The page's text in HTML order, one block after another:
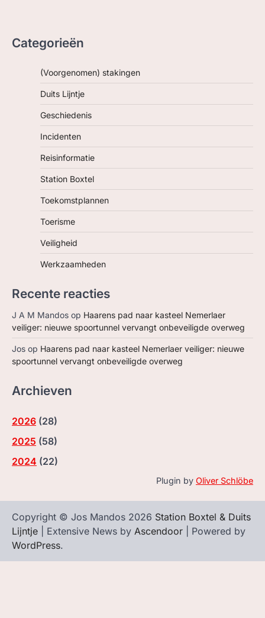
Categorieën
(Voorgenomen) stakingen
Duits Lijntje
Geschiedenis
Incidenten
Reisinformatie
Station Boxtel
Toekomstplannen
Toerisme
Veiligheid
Werkzaamheden
Recente reacties
J A M Mandos op Haarens pad naar kasteel Nemerlaer
veiliger: nieuwe spoortunnel vervangt onbeveiligde overweg
Jos op Haarens pad naar kasteel Nemerlaer veiliger: nieuwe
spoortunnel vervangt onbeveiligde overweg
Archieven
2026 (28)
2025 (58)
2024 (22)
Plugin by Oliver Schlöbe
Copyright © Jos Mandos 2026 Station Boxtel & Duits
Lijntje | Extensive News by Ascendoor | Powered by
WordPress.